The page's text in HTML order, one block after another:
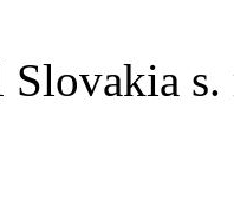
s.